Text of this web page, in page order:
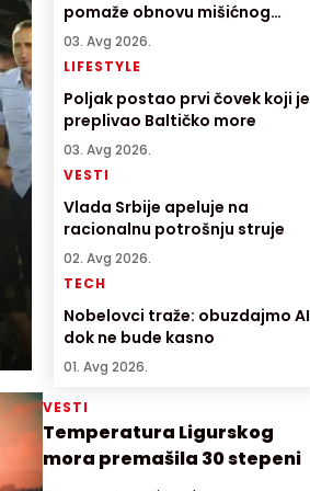
pomaže obnovu mišićnog
tkiva
03. Avg 2026.
LIFESTYLE
Poljak postao prvi čovek koji je
preplivao Baltičko more
03. Avg 2026.
VESTI
Vlada Srbije apeluje na
racionalnu potrošnju struje
02. Avg 2026.
TECH
Nobelovci traže: obuzdajmo AI
dok ne bude kasno
01. Avg 2026.
VESTI
Temperatura Ligurskog
mora premašila 30 stepeni